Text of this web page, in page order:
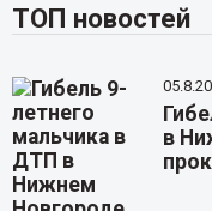
ТОП новостей
в